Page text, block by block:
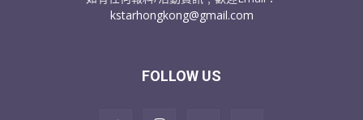
kstarhongkong@gmail.com
FOLLOW US